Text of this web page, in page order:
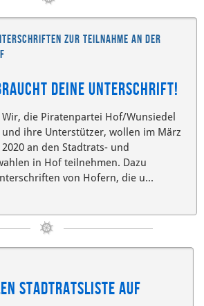
zur Teilnahme an der
deine Unterschrift!
Wir, die Piratenpartei Hof/Wunsiedel
und ihre Unterstützer, wollen im März
2020 an den Stadtrats- und
in Hof teilnehmen. Dazu
von Hofern, die u...
Stadtratsliste auf